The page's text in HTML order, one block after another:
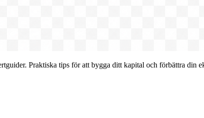
Praktiska tips för att bygga ditt kapital och förbättra din